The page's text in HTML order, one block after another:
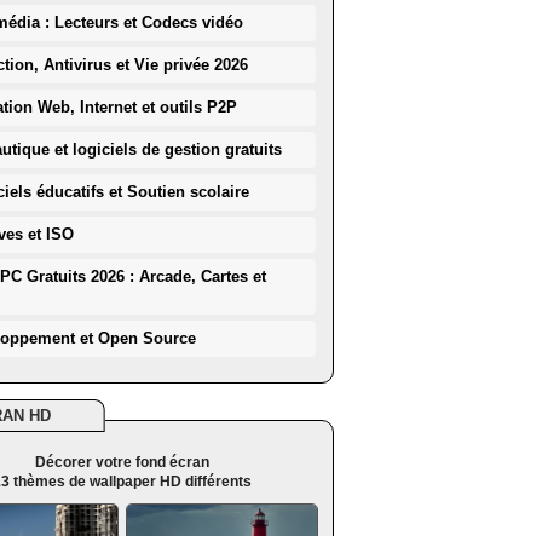
: Lecteurs et Codecs vidéo
Antivirus et Vie privée 2026
Web, Internet et outils P2P
et logiciels de gestion gratuits
éducatifs et Soutien scolaire
et ISO
Gratuits 2026 : Arcade, Cartes et
et Open Source
HD
Décorer votre fond écran
thèmes de wallpaper HD différents